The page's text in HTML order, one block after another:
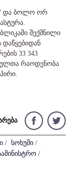
და ბოლო ორ
შექმნილი
33 343
რაოდენობა
/ სოხუმი /
/